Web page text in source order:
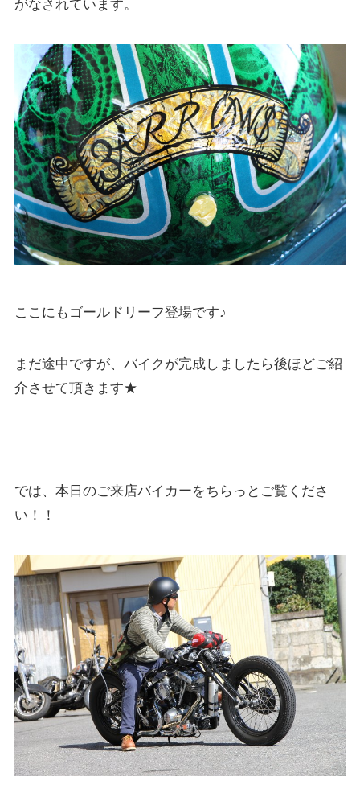
がなされています。
ここにもゴールドリーフ登場です♪
まだ途中ですが、バイクが完成しましたら後ほどご紹
介させて頂きます★
では、本日のご来店バイカーをちらっとご覧くださ
い！！